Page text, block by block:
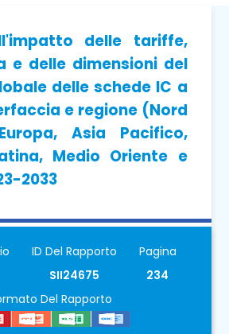
delle tariffe,
e delle dimensioni del
delle schede IC a
e regione (Nord
Asia Pacifico,
Medio Oriente e
2033
ID Del Rapporto
SII24675
Pagina
234
Del Rapporto